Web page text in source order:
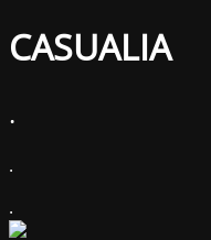
CASUALIA
.
.
.